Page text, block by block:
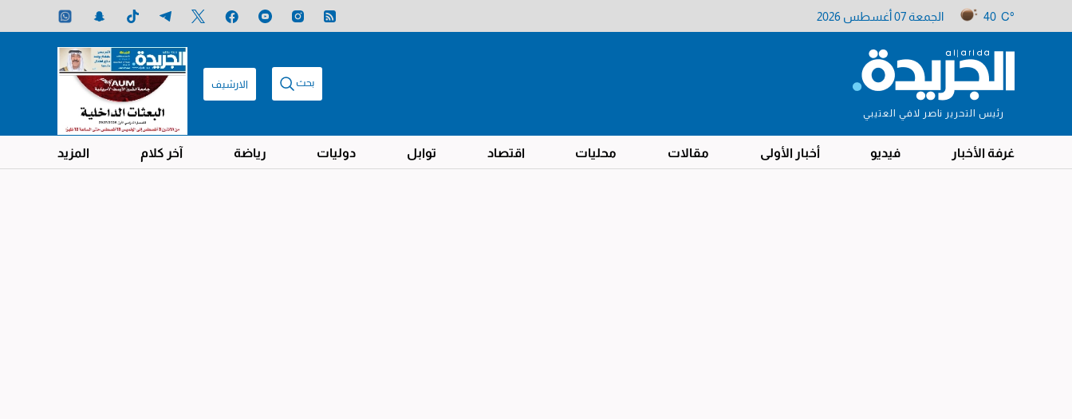
40 C° الجمعة 07 أغسطس 2026
رئيس التحرير ناصر لافي العتيبي
بحث الارشيف
غرفة الأخبار فيديو أخبار الأولى مقالات محليات اقتصاد توابل دوليات رياضة آخر كلام المزيد